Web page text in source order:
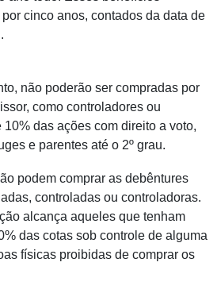
cinco anos, contados da data de
não poderão ser compradas por
como controladores ou
das ações com direito a voto,
e parentes até o 2º grau.
podem comprar as debêntures
controladas ou controladoras.
alcança aqueles que tenham
das cotas sob controle de alguma
físicas proibidas de comprar os